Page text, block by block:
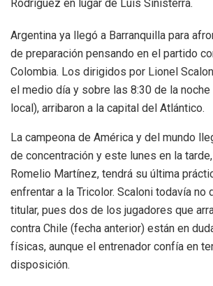
Rodríguez en lugar de Luis Sinisterra.
Argentina ya llegó a Barranquilla para
de preparación pensando en el partido
Colombia. Los dirigidos por Lionel
el medio día y sobre las 8:30 de la
local), arribaron a la capital del Atlántico.
La campeona de América y del mundo
de concentración y este lunes en la
Romelio Martínez, tendrá su última
enfrentar a la Tricolor. Scaloni todavía no
titular, pues dos de los jugadores que
contra Chile (fecha anterior) están en
físicas, aunque el entrenador confía en
disposición.